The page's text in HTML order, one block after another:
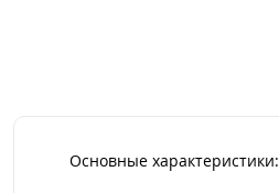
Основные характеристики: